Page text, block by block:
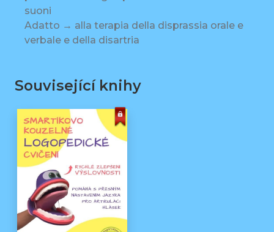
suoni
Adatto → alla terapia della disprassia orale e
verbale e della disartria
Související knihy